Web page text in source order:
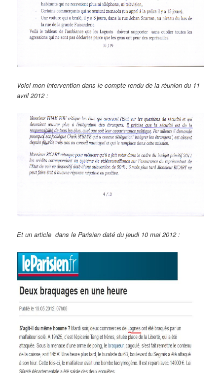
Voici mon intervention dans le compte rendu de la réunion du 11
avril 2012 :
Et un article dans le Parisien daté du jeudi 10 mai 2012 :